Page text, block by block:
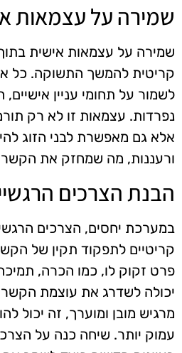
שמירה על עצמאות
שמירה על עצמאות אישית
קריטית להמשך התשוקה. כל
לשמור על תחומי עניין אישיים,
נפרדות. עצמאות זו לא רק
אלא גם מאפשרת לבני הזוג
ורעננות, מה שמחזק את הקשר
הבנת הצרכים
במערכת יחסים, הצרכים
קריטיים לתפקוד תקין של
פרט זקוק לו, כמו הכרה,
יכולה לשדרג את עוצמת
מרגיש מובן ומוערך, זה יכול
עמוק יותר. שיחה כנה על